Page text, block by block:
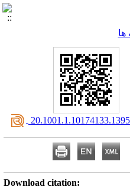
Download citation: